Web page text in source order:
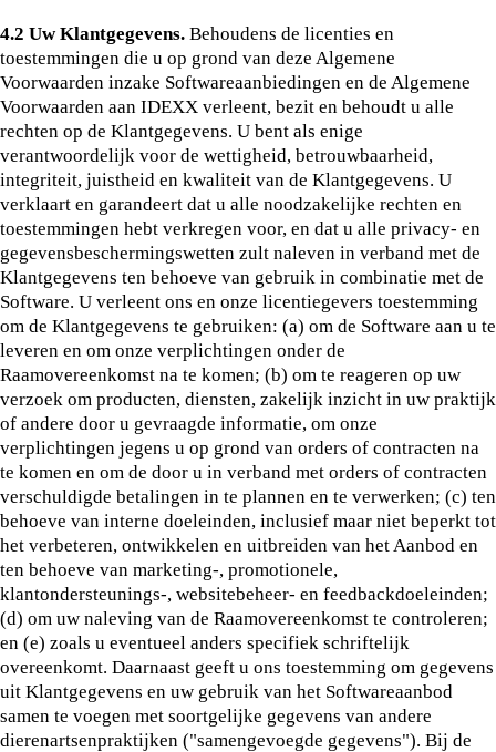
4.2 Uw Klantgegevens. Behoudens de licenties en
toestemmingen die u op grond van deze Algemene
Voorwaarden inzake Softwareaanbiedingen en de Algemene
Voorwaarden aan IDEXX verleent, bezit en behoudt u alle
rechten op de Klantgegevens. U bent als enige
verantwoordelijk voor de wettigheid, betrouwbaarheid,
integriteit, juistheid en kwaliteit van de Klantgegevens. U
verklaart en garandeert dat u alle noodzakelijke rechten en
toestemmingen hebt verkregen voor, en dat u alle privacy- en
gegevensbeschermingswetten zult naleven in verband met de
Klantgegevens ten behoeve van gebruik in combinatie met de
Software. U verleent ons en onze licentiegevers toestemming
om de Klantgegevens te gebruiken: (a) om de Software aan u te
leveren en om onze verplichtingen onder de
Raamovereenkomst na te komen; (b) om te reageren op uw
verzoek om producten, diensten, zakelijk inzicht in uw praktijk
of andere door u gevraagde informatie, om onze
verplichtingen jegens u op grond van orders of contracten na
te komen en om de door u in verband met orders of contracten
verschuldigde betalingen in te plannen en te verwerken; (c) ten
behoeve van interne doeleinden, inclusief maar niet beperkt tot
het verbeteren, ontwikkelen en uitbreiden van het Aanbod en
ten behoeve van marketing-, promotionele,
klantondersteunings-, websitebeheer- en feedbackdoeleinden;
(d) om uw naleving van de Raamovereenkomst te controleren;
en (e) zoals u eventueel anders specifiek schriftelijk
overeenkomt. Daarnaast geeft u ons toestemming om gegevens
uit Klantgegevens en uw gebruik van het Softwareaanbod
samen te voegen met soortgelijke gegevens van andere
dierenartsenpraktijken ("samengevoegde gegevens"). Bij de